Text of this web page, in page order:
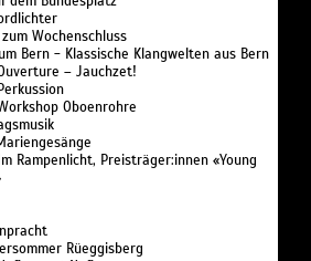
Wochenschluss
Bern - Klassische Klangwelten aus Bern
– Jauchzet!
Oboenrohre
Rampenlicht, Preisträger:innen «Young
Rüeggisberg